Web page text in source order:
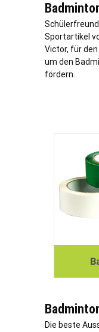
Sportartikel
Victor, für
um den
fördern.
Die beste